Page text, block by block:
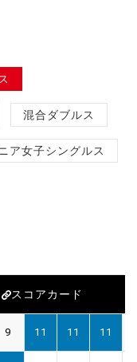
混合ダブルス
ア女子シングルス
スコアカード
9 11 11 11